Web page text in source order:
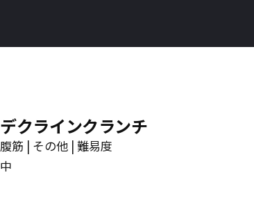
main(日
デクラインクランチ
腹筋 | その他 | 難易度
中